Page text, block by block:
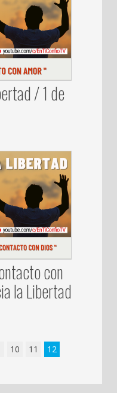
/ 1 de
con
la Libertad
10 11 12